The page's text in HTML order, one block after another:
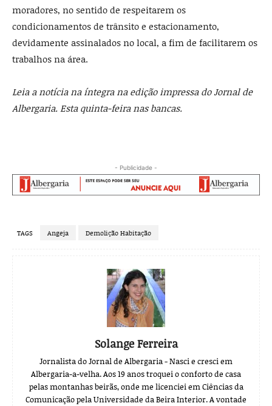
moradores, no sentido de respeitarem os
condicionamentos de trânsito e estacionamento,
devidamente assinalados no local, a fim de facilitarem os
trabalhos na área.
Leia a notícia na íntegra na edição impressa do Jornal de
Albergaria. Esta quinta-feira nas bancas.
- Publicidade -
TAGS Angeja Demolição Habitação
Solange Ferreira
Jornalista do Jornal de Albergaria - Nasci e cresci em
Albergaria-a-velha. Aos 19 anos troquei o conforto de casa
pelas montanhas beirãs, onde me licenciei em Ciências da
Comunicação pela Universidade da Beira Interior. A vontade